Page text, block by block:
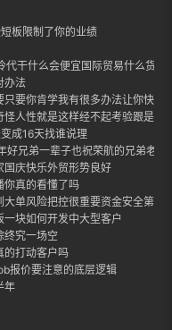
板限制了你的业绩
代干什么会便宜国际贸易什么货适
办法
要你肯学我有很多办法让你快
人性就是这样经不起考验跟是否
成16天找谁说理
好兄弟一辈子也祝荣航的兄弟老
国庆快乐外贸形势良好
你真的看懂了吗
单风险把控很重要资金安全第一
块如何开发中大型客户
终究一场空
的打动客户吗
报价要注意的底层逻辑
年